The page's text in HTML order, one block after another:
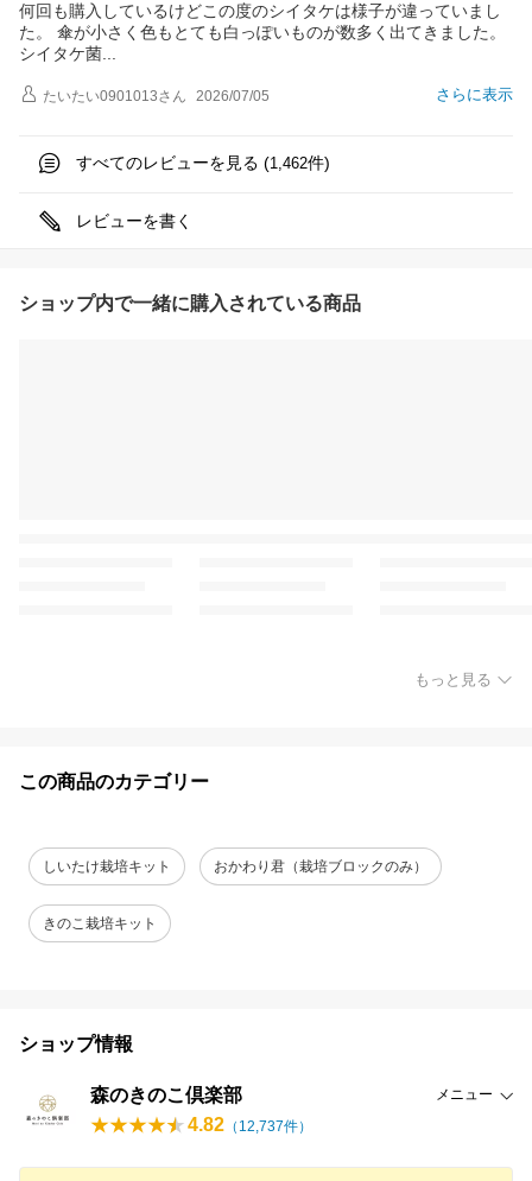
何回も購入しているけどこの度のシイタケは様子が違っていまし
た。 傘が小さく色もとても白っぽいものが数多く出てきました。
シイタケ菌
さらに表示
たいたい0901013さん 2026/07/05
すべてのレビューを見る (1,462件)
レビューを書く
ショップ内で一緒に購入されている商品
もっと見る
この商品のカテゴリー
しいたけ栽培キット おかわり君（栽培ブロックのみ）
きのこ栽培キット
ショップ情報
森のきのこ倶楽部 メニュー
4.82 （ 12,737件）